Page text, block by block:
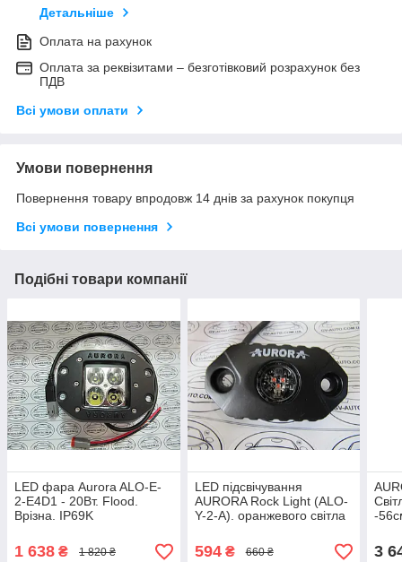
Детальніше
Оплата на рахунок
Оплата за реквізитами – безготівковий розрахунок без
ПДВ
Всі умови оплати
Умови повернення
Повернення товару впродовж 14 днів за рахунок покупця
Всі умови повернення
Подібні товари компанії
LED фара Aurora ALO-E-
2-E4D1 - 20Вт. Floоd.
Врізна. IP69K
1 638 ₴ 1 820 ₴
LED підсвічування
AURORA Rock Light (ALO-
Y-2-А). оранжевого світла
594₴ 660 ₴
-
3